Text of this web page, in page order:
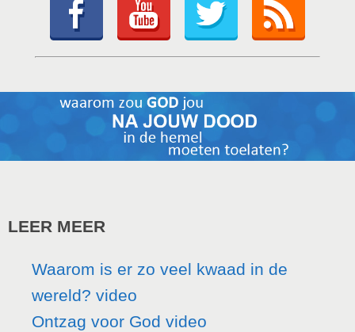
LEER MEER
Waarom is er zo veel kwaad in de
wereld? video
Ontzag voor God video